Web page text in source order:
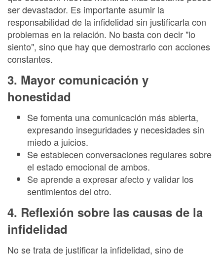
ser devastador. Es importante asumir la
responsabilidad de la infidelidad sin justificarla con
problemas en la relación. No basta con decir "lo
siento", sino que hay que demostrarlo con acciones
constantes.
3. Mayor comunicación y
honestidad
Se fomenta una comunicación más abierta,
expresando inseguridades y necesidades sin
miedo a juicios.
Se establecen conversaciones regulares sobre
el estado emocional de ambos.
Se aprende a expresar afecto y validar los
sentimientos del otro.
4. Reflexión sobre las causas de la
infidelidad
No se trata de justificar la infidelidad, sino de